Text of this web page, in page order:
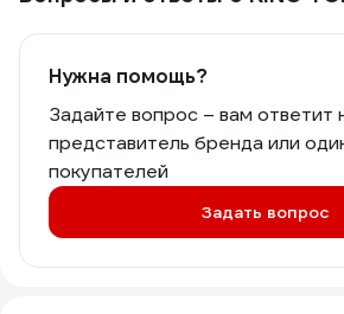
Нужна помощь?
Задайте вопрос – вам ответит
представитель бренда или
покупателей
Задать вопрос